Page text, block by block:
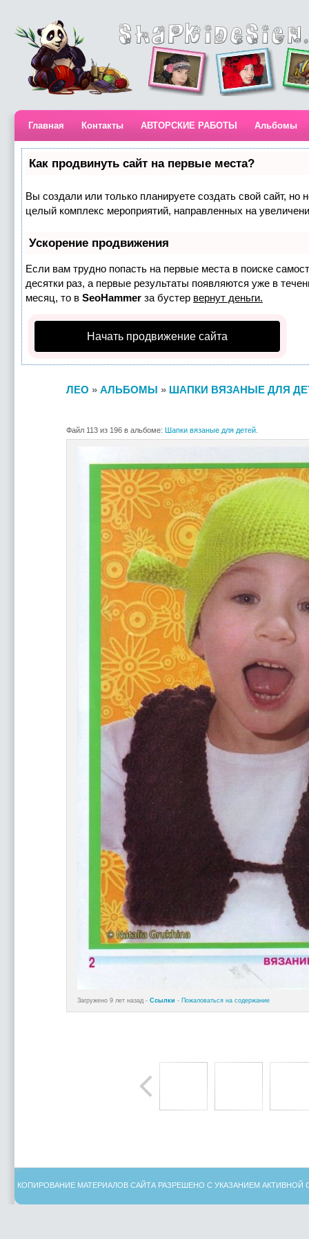
Главная Контакты АВТОРСКИЕ РАБОТЫ Альбомы
Как продвинуть сайт на первые места?
Вы создали или только планируете создать свой сайт, но
целый комплекс мероприятий, направленных на
Ускорение продвижения
Если вам трудно попасть на первые места в поиске
десятки раз, а первые результаты появляются уже в
месяц, то в SeoHammer за бустер вернут деньги.
Начать продвижение сайта
ЛЕО » АЛЬБОМЫ » ШАПКИ ВЯЗАНЫЕ ДЛЯ
Файл 113 из 196 в альбоме: Шапки вязаные для детей.
Загружено 9 лет назад - Ссылки - Пожаловаться на содержание
КОПИРОВАНИЕ МАТЕРИАЛОВ САЙТА РАЗРЕШЕНО С УКАЗАНИЕМ АКТИВНОЙ